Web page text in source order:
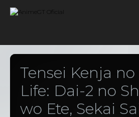
Tensei Kenja no
Life: Dai-2 no
wo Ete, Sekai